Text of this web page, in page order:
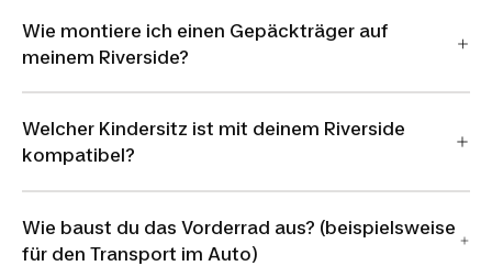
Wie montiere ich einen Gepäckträger auf
meinem Riverside?
Welcher Kindersitz ist mit deinem Riverside
kompatibel?
Wie baust du das Vorderrad aus? (beispielsweise
für den Transport im Auto)